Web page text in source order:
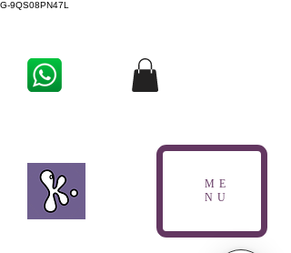
G-9QS08PN47L
ME
NU